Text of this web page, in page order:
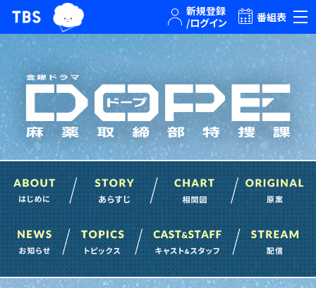
TBSテレビ｜ときめくときを。
TBSグループキャラクター『ワクティ』番組表
About はじめにStory あらすじ Chart 相関図
News お知らせTopics トピックス Cast&Staff キ